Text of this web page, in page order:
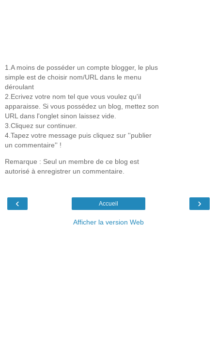
1.A moins de posséder un compte blogger, le plus
simple est de choisir nom/URL dans le menu
déroulant
2.Ecrivez votre nom tel que vous voulez qu'il
apparaisse. Si vous possédez un blog, mettez son
URL dans l'onglet sinon laissez vide.
3.Cliquez sur continuer.
4.Tapez votre message puis cliquez sur ''publier
un commentaire'' !
Remarque : Seul un membre de ce blog est
autorisé à enregistrer un commentaire.
‹ ›
Accueil
Afficher la version Web